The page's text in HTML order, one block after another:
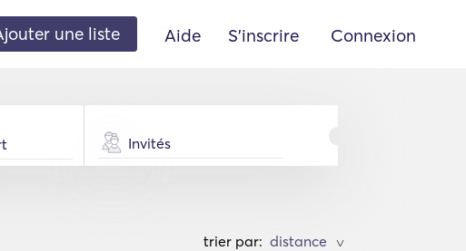
une liste Aide S'inscrire Connexion
Invités
trier par: >